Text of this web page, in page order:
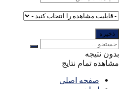
بدون نتیجه
مشاهده تمام نتایج
صفحه اصلی